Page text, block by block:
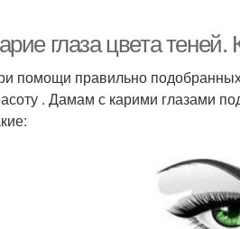
глаз
глаза цвета теней.
помощи правильно
. Дамам с карими глазами